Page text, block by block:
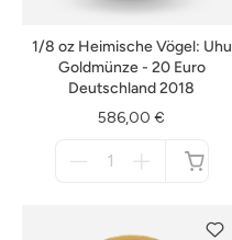
1/8 oz Heimische Vögel: Uhu
Goldmünze - 20 Euro
Deutschland 2018
586,00 €